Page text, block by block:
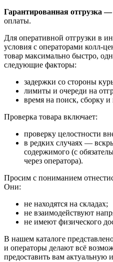
Гарантированная отгрузка —
оплаты.
Для оперативной отгрузки в
условия с операторами
товар максимально быстро,
следующие факторы:
задержки со стороны
лимиты и очереди на
время на поиск, сборку и
Проверка товара включает:
проверку целостности
в редких случаях —
содержимого (с
через оператора).
Просим с пониманием
Они:
не находятся на складах;
не взаимодействуют
не имеют физического
В нашем каталоге
и операторы делают всё
предоставить вам